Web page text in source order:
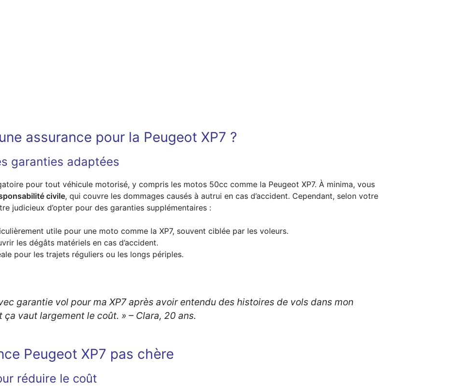
assurance pour la Peugeot XP7 ?
garanties adaptées
pour tout véhicule motorisé, y compris les motos 50cc comme la Peugeot XP7. À minima, vous
civile, qui couvre les dommages causés à autrui en cas d’accident. Cependant, selon votre
judicieux d’opter pour des garanties supplémentaires :
utile pour une moto comme la XP7, souvent ciblée par les voleurs.
les dégâts matériels en cas d’accident.
pour les trajets réguliers ou les longs périples.
garantie vol pour ma XP7 après avoir entendu des histoires de vols dans mon
ça vaut largement le coût. » – Clara, 20 ans.
Peugeot XP7 pas chère
réduire le coût